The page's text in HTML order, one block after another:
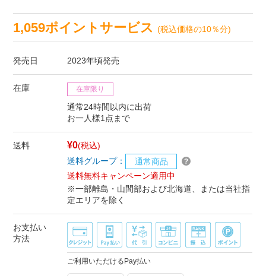
1,059ポイントサービス(税込価格の10％分)
発売日 2023年頃発売
在庫 在庫限り
通常24時間以内に出荷
お一人様1点まで
送料 ¥0(税込)
送料グループ：
通常商品
送料無料キャンペーン適用中
※一部離島・山間部および北海道、または当社指
定エリアを除く
お支払い
方法
ご利用いただけるPay払い